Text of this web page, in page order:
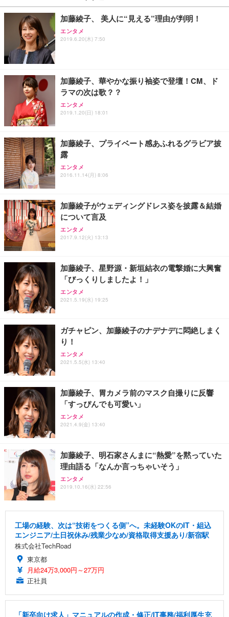
￥27,999
Sezlife オフィスチェア デスクチェア 疲れない テレ
務用 おしゃれ パソコンチェア (ブラック)
Sezlife オフィスチェア デスクチェア 疲れない テレ
ワーク チェア 強化バックレスト 30度ロッキング機
能 人間工学 椅子 腰サポート 90度跳ね上げ式アーム
務用 おしゃれ パソコンチェア (ホワイト)
ANDWINT オフィスチェア デスクチェア 肘なし メ
ッシュ 通気性 ランバーサポート付き 腰サポート ガ
ス圧無段階昇降 360度回転 キャスター付き コンパク
￥109,572
【純正品】27"ゲーミングモニター DualSense 充電
【整備済み品】Dell E2724HS 27インチ 液晶モニタ
ー フルHD（1920×1080）VA 非光沢 HDMI/DisplayP
ort/VGA スピーカー内蔵 高さ調整 スイベル VESA対
【MiniLED/24.5inch/280Hz/FHD】GRAPHT THE S
HOOTER Gaming Monitor 24” Essential ゲーミン
グモニター QD 24.5インチ 1ms FHD 量子ドット 残
￥3,234
ネオ・ルーライフ ネオ・オムツ L 中型犬用 26枚入
Smart Basic(スマートベーシック) 【Amazon.co.jp
限定】 Smart Basic アイリスオーヤマ ペットシーツ
超厚型 お徳用 ワイド 100枚入 (x 1) (ケース販売)
アイリスオーヤマ ペットシーツ 超厚型 お徳用 レギ
ュラー 200枚入【Amazon.co.jp限定】
加藤綾子、 美人に“見える”理由が判明！
エンタメ
2019.6.20(木) 7:50
加藤綾子、華やかな振り袖姿で登壇！CM、ド
ラマの次は歌？？
エンタメ
2019.1.20(日) 18:01
加藤綾子、プライベート感あふれるグラビア披
露
エンタメ
2016.11.14(月) 8:06
加藤綾子がウェディングドレス姿を披露＆結婚
について言及
エンタメ
2017.9.12(火) 13:13
加藤綾子、星野源・新垣結衣の電撃婚に大興奮
「びっくりしましたよ！」
エンタメ
2021.5.19(水) 19:25
ガチャピン、加藤綾子のナデナデに悶絶しまく
り！
エンタメ
2021.5.5(水) 13:40
加藤綾子、胃カメラ前のマスク自撮りに反響
「すっぴんでも可愛い」
エンタメ
2021.4.9(金) 13:40
加藤綾子、明石家さんまに“熱愛”を黙っていた
理由語る「なんか言っちゃいそう」
エンタメ
2019.10.16(水) 22:56
工場の経験、次は“技術をつくる側”へ。未経験OKのIT・組込
エンジニア/土日祝休み/残業少なめ/資格取得支援あり/新宿駅
株式会社TechRoad
東京都
月給24万3,000円～27万円
正社員
「新卒向け求人」マニュアルの作成・修正/IT事務/福利厚生充